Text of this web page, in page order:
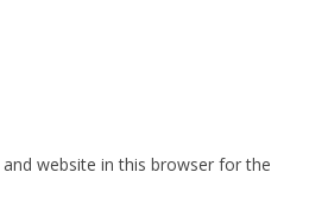
website in this browser for the